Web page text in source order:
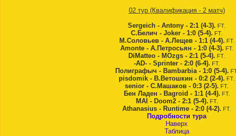
02 тур (Квалификация - 2 матч)
Sergeich - Antony - 2:1 (4-3). FT.
С.Белич - Joker - 1:0 (5-4). FT.
М.Соловьев - А.Лещев - 1:1 (4-4). FT.
Amonte - А.Петросьян - 1:0 (4-3). FT.
DiMatteo - MOzgs - 2:1 (5-4). FT.
-AD- - Sprinter - 2:0 (6-4). FT.
Полиграфыч - Bambarbia - 1:0 (5-4).
pisdomik - В.Ветошкин - 0:2 (2-4). FT.
senior - С.Машаков - 0:3 (2-5). FT.
Бен Ладен - Bagroid - 1:1 (4-4). FT.
MAI - Doom2 - 2:1 (5-4). FT.
Athanasius - Runtime - 2:0 (4-2). FT.
Подробности тура
Наверх
Таблица